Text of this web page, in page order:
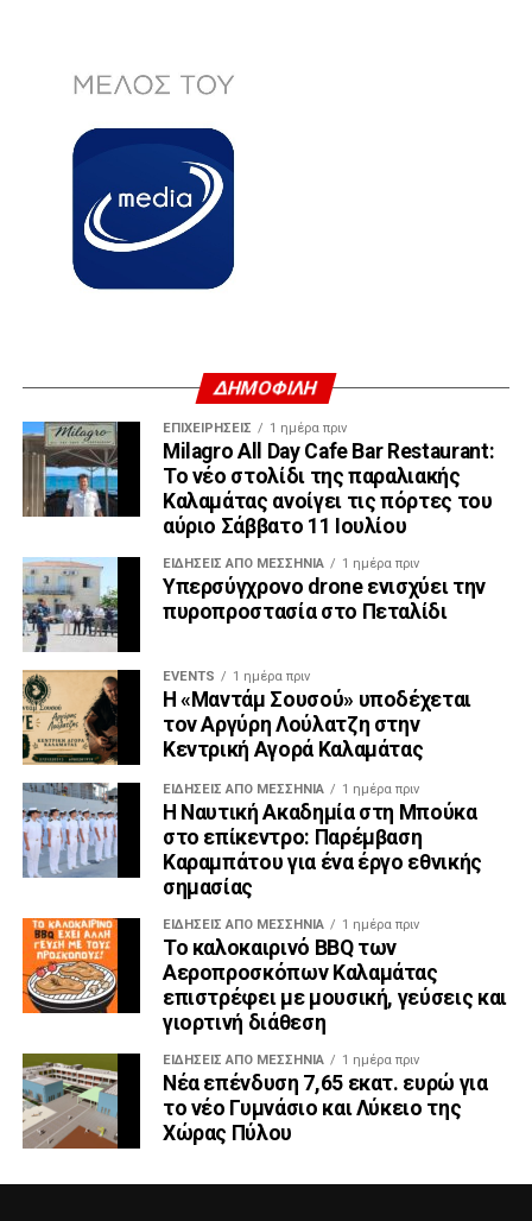
ΔΗΜΟΦΙΛΗ
ΕΠΙΧΕΙΡΉΣΕΙΣ 1 ημέρα πριν
Milagro All Day Cafe Bar Restaurant:
Το νέο στολίδι της παραλιακής
Καλαμάτας ανοίγει τις πόρτες του
αύριο Σάββατο 11 Ιουλίου
ΕΙΔΉΣΕΙΣ ΑΠΟ ΜΕΣΣΗΝΊΑ 1 ημέρα πριν
Υπερσύγχρονο drone ενισχύει την
πυροπροστασία στο Πεταλίδι
EVENTS 1 ημέρα πριν
Η «Μαντάμ Σουσού» υποδέχεται
τον Αργύρη Λούλατζη στην
Κεντρική Αγορά Καλαμάτας
ΕΙΔΉΣΕΙΣ ΑΠΟ ΜΕΣΣΗΝΊΑ 1 ημέρα πριν
Η Ναυτική Ακαδημία στη Μπούκα
στο επίκεντρο: Παρέμβαση
Καραμπάτου για ένα έργο εθνικής
σημασίας
ΕΙΔΉΣΕΙΣ ΑΠΟ ΜΕΣΣΗΝΊΑ 1 ημέρα πριν
Το καλοκαιρινό BBQ των
Αεροπροσκόπων Καλαμάτας
επιστρέφει με μουσική, γεύσεις και
γιορτινή διάθεση
ΕΙΔΉΣΕΙΣ ΑΠΟ ΜΕΣΣΗΝΊΑ 1 ημέρα πριν
Νέα επένδυση 7,65 εκατ. ευρώ για
το νέο Γυμνάσιο και Λύκειο της
Χώρας Πύλου